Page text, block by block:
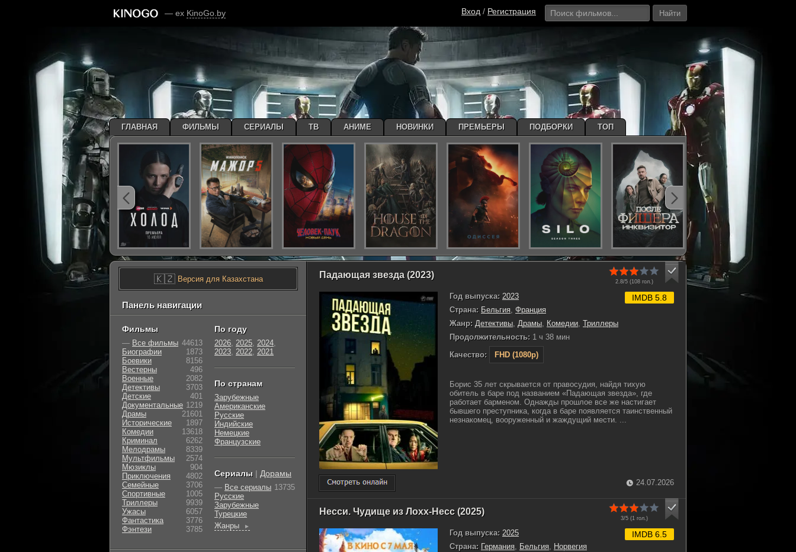
— ex KinoGo.by Вход / Регистрация Найти
Падающая звезда (2023)
2.8/5 (108гол.)
Год выпуска: 2023
Страна: Бельгия, Франция
Жанр: Детективы, Драмы, Комедии, Триллеры
Продолжительность: 1 ч 38 мин
Качество:
FHD (1080p)
IMDB 5.8
Борис 35 лет скрывается от правосудия, найдя тихую
обитель в баре под названием «Падающая звезда», где
работает барменом. Однажды прошлое все же настигает
бывшего преступника, когда в баре появляется таинственный
незнакомец, вооруженный и жаждущий мести. ...
24.07.2026
Несси. Чудище из Лохх-Несс (2025)
3/5 (1 гол.)
Год выпуска: 2025
Страна: Германия Бельгия Норвегия
IMDB 6.5
🇰🇿Версия для Казахстана
Панель навигации
Фильмы
— Все фильмы 44613
Биографии
1873
Боевики
8156
Вестерны
496
Военные
2082
Детективы
3703
Детские
401
Документальные 1219
Драмы
21601
Исторические
1897
Комедии
13618
Криминал
6262
Мелодрамы
8339
Мультфильмы
2574
Мюзиклы
904
Приключения
4802
Семейные
3706
Cпортивные
1005
Триллеры
9939
Ужасы
6057
Фантастика
3776
Фэнтези
3785
По году
2026, 2025, 2024,
2023, 2022, 2021
По странам
Зарубежные
Американские
Русские
Индийские
Немецкие
Французские
Сериалы | Дорамы
— Все сериалы 13735
Русские
Зарубежные
Турецкие
Жанры
►
ГЛАВНАЯ ФИЛЬМЫ СЕРИАЛЫ ТВ АНИМЕ НОВИНКИ ПРЕМЬЕРЫ ПОДБОРКИ ТОП